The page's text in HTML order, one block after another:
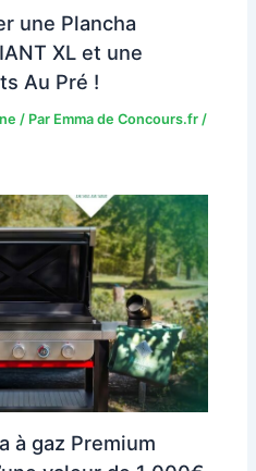
une Plancha
XL et une
Au Pré !
/ Par Emma de Concours.fr /
à gaz Premium